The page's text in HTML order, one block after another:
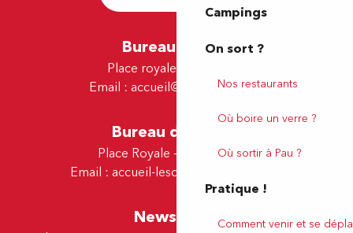
Campings
On sort ?
Nos restaurants
Où boire un verre ?
Où sortir à Pau ?
Pratique !
Comment venir et se
Bureau de Pau
Place royale - 64000 Pau
Email : accueil@tourismepau.fr
Bureau de Lescar
Place Royale - 64230 Lescar
Email : accueil-lescar@tourismepau.fr
Newsletter